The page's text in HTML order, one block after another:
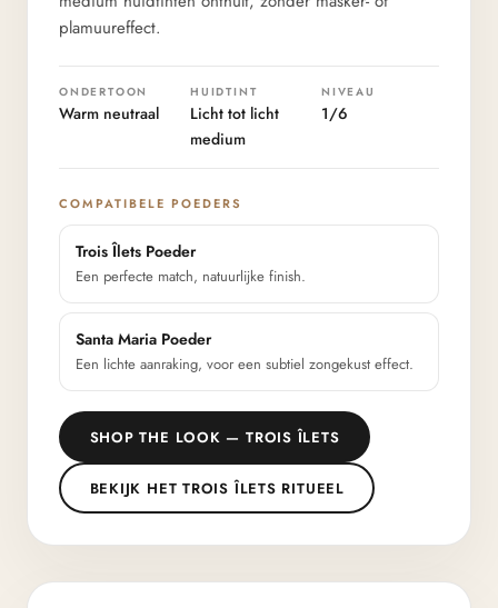
plamuureffect.
ONDERTOON
Warm neutraal
HUIDTINT
Licht tot licht
medium
NIVEAU
1/6
COMPATIBELE POEDERS
Trois Îlets Poeder
Een perfecte match, natuurlijke finish.
Santa Maria Poeder
Een lichte aanraking, voor een subtiel zongekust effect.
SHOP THE LOOK — TROIS ÎLETS
BEKIJK HET TROIS ÎLETS RITUEEL